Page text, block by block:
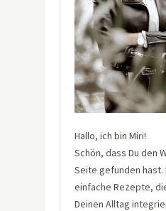
Hallo, ich bin Miri!
Schön, dass Du den
Seite gefunden hast.
einfache Rezepte,
Deinen Alltag